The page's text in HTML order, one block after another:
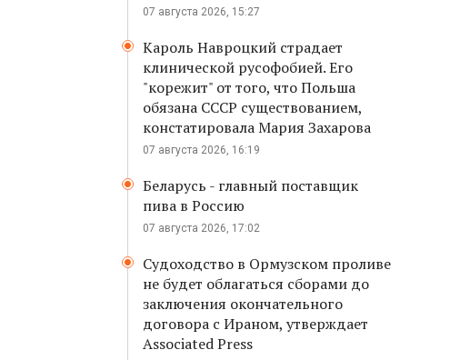
07 августа 2026, 15:27
Кароль Навроцкий страдает
клинической русофобией. Его
"корежит" от того, что Польша
обязана СССР существованием,
констатировала Мария Захарова
07 августа 2026, 16:19
Беларусь - главный поставщик
пива в Россию
07 августа 2026, 17:02
Судоходство в Ормузском проливе
не будет облагаться сборами до
заключения окончательного
договора с Ираном, утверждает
Associated Press